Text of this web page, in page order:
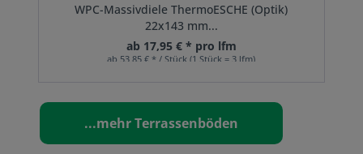
WPC-Massivdiele ThermoESCHE (Optik)
22x143 mm...
ab 17,95 € * pro lfm
ab 53,85 € * / Stück (1 Stück = 3 lfm)
...mehr Terrassenböden